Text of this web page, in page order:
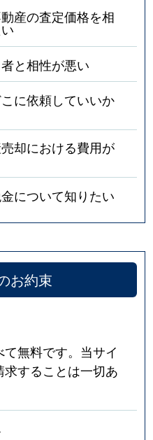
産の査定価格を相
と相性が悪い
に依頼していいか
却における費用が
について知りたい
お約束
無料です。当サイ
求することは一切あ